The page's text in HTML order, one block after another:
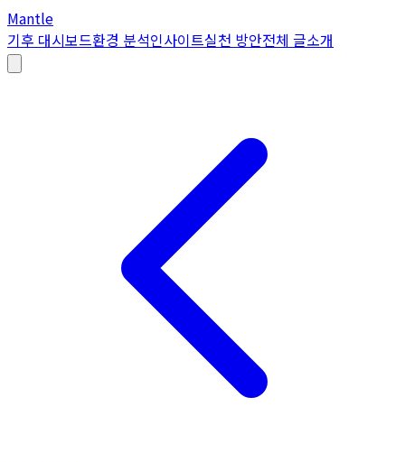
Mantle
기후 대시보드환경 분석인사이트실천 방안전체 글소개